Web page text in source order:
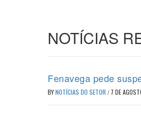
NOTÍCIAS
Fenavega pede
BYNOTÍCIAS DO SETOR / 7 DE